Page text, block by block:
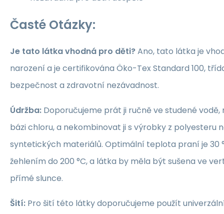
Časté Otázky:
Je tato látka vhodná pro děti?Ano, tato látka je
narození a je certifikována Öko-Tex Standard 100,
bezpečnost a zdravotní nezávadnost.
Údržba: Doporučujeme prát ji ručně ve studené
bázi chloru, a nekombinovat ji s výrobky z polyesteru
syntetických materiálů. Optimální teplota praní je 30
žehlením do 200 °C, a látka by měla být sušena ve
přímé slunce.
Šití: Pro šití této látky doporučujeme použít